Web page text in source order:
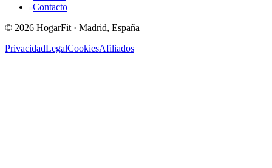
Contacto
© 2026 HogarFit · Madrid, España
PrivacidadLegalCookiesAfiliados